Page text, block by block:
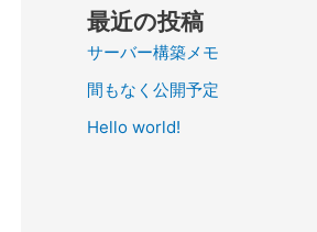
最近の投稿
サーバー構築メモ
間もなく公開予定
Hello world!